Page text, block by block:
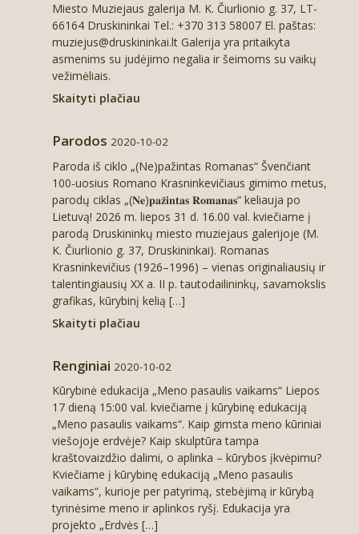
Miesto Muziejaus galerija M. K. Čiurlionio g. 37, LT-
66164 Druskininkai Tel.: +370 313 58007 El. paštas:
muziejus@druskininkai.lt Galerija yra pritaikyta
asmenims su judėjimo negalia ir šeimoms su vaikų
vežimėliais.
Skaityti plačiau
Parodos 2020-10-02
Paroda iš ciklo „(Ne)pažintas Romanas“ Švenčiant
100-uosius Romano Krasninkevičiaus gimimo metus,
parodų ciklas „(𝐍𝐞)𝐩𝐚𝐳̌𝐢𝐧𝐭𝐚𝐬 𝐑𝐨𝐦𝐚𝐧𝐚𝐬“ keliauja po
Lietuvą! 2026 m. liepos 31 d. 16.00 val. kviečiame į
parodą Druskininkų miesto muziejaus galerijoje (M.
K. Čiurlionio g. 37, Druskininkai). Romanas
Krasninkevičius (1926–1996) – vienas originaliausių ir
talentingiausių XX a. II p. tautodailininkų, savamokslis
grafikas, kūrybinį kelią […]
Skaityti plačiau
Renginiai 2020-10-02
Kūrybinė edukacija „Meno pasaulis vaikams“ Liepos
17 dieną 15:00 val. kviečiame į kūrybinę edukaciją
„Meno pasaulis vaikams“. Kaip gimsta meno kūriniai
viešojoje erdvėje? Kaip skulptūra tampa
kraštovaizdžio dalimi, o aplinka – kūrybos įkvėpimu?
Kviečiame į kūrybinę edukaciją „Meno pasaulis
vaikams“, kurioje per patyrimą, stebėjimą ir kūrybą
tyrinėsime meno ir aplinkos ryšį. Edukacija yra
projekto „Erdvės […]